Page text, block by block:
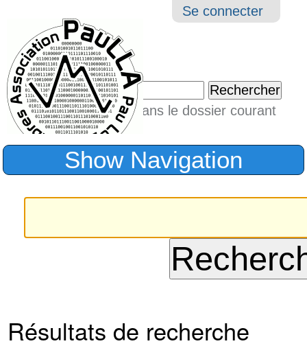
Outils
Se connecter
Chercher par
Seulement dans le dossier courant
Recherche
Show Navigation
Résultats de recherche